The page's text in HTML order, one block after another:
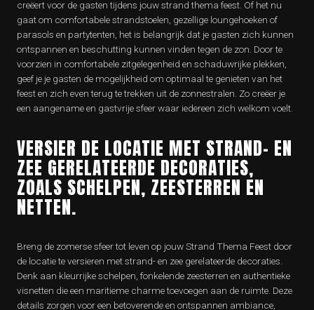
creëert voor de gasten tijdens jouw strand thema feest. Of het nu
gaat om comfortabele strandstoelen, gezellige loungehoeken of
parasols en partytenten, het is belangrijk dat je gasten zich kunnen
ontspannen en beschutting kunnen vinden tegen de zon. Door te
voorzien in comfortabele zitgelegenheid en schaduwrijke plekken,
geef je je gasten de mogelijkheid om optimaal te genieten van het
feest en zich even terug te trekken uit de zonnestralen. Zo creëer je
een aangename en gastvrije sfeer waar iedereen zich welkom voelt.
VERSIER DE LOCATIE MET STRAND- EN
ZEE GERELATEERDE DECORATIES,
ZOALS SCHELPEN, ZEESTERREN EN
NETTEN.
Breng de zomerse sfeer tot leven op jouw Strand Thema Feest door
de locatie te versieren met strand- en zee gerelateerde decoraties.
Denk aan kleurrijke schelpen, fonkelende zeesterren en authentieke
visnetten die een maritieme charme toevoegen aan de ruimte. Deze
details zorgen voor een betoverende en ontspannen ambiance,